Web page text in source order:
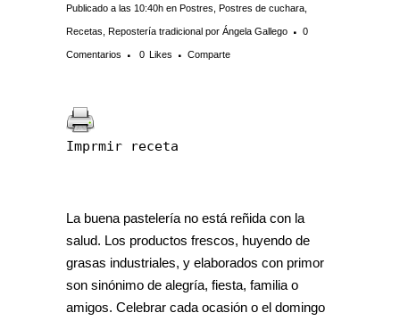
Publicado a las 10:40h en Postres Postres de cuchara
Recetas Repostería tradicional por Ángela Gallego 0
Comentarios 0 Likes Comparte
Imprmir receta
La buena pastelería no está reñida con la
salud. Los productos frescos, huyendo de
grasas industriales, y elaborados con primor
son sinónimo de alegría, fiesta, familia o
amigos. Celebrar cada ocasión o el domingo